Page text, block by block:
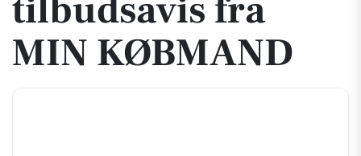
tilbudsavis fra
MIN KØBMAND